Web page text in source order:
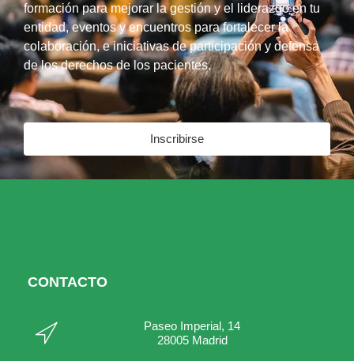
formación para mejorar la gestión y el liderazgo en tu
entidad, eventos y encuentros para fortalecer la
colaboración, e iniciativas de participación y defensa
de los derechos de los pacientes.
Inscribirse
CONTACTO
Paseo Imperial, 14
28005 Madrid